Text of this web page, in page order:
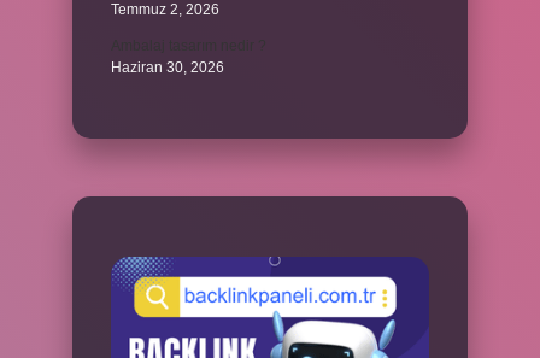
Temmuz 2, 2026
Haziran 30, 2026